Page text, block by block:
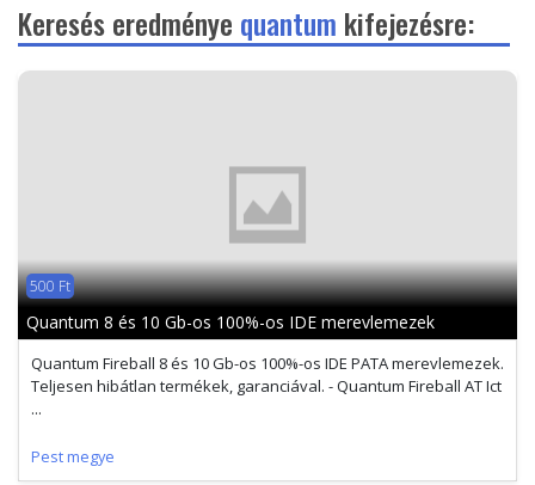
Keresés eredménye quantum kifejezésre:
500 Ft
Quantum 8 és 10 Gb-os 100%-os IDE merevlemezek
Quantum Fireball 8 és 10 Gb-os 100%-os IDE PATA merevlemezek.
Teljesen hibátlan termékek, garanciával. - Quantum Fireball AT Ict
...
Pest megye